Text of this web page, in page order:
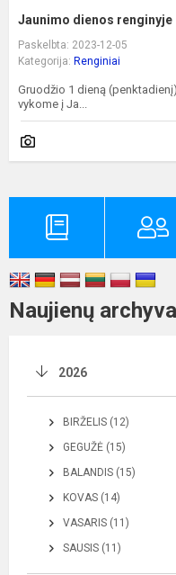
Jaunimo dienos renginyje
Paskelbta: 2023-12-05
Kategorija: Renginiai
Gruodžio 1 dieną
vykome į Ja...
Naujienų
2026
BIRŽELIS (12)
GEGUŽĖ (15)
BALANDIS (15)
KOVAS (14)
VASARIS (11)
SAUSIS (11)